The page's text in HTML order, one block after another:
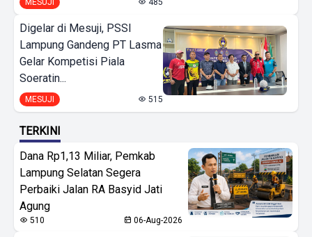
MESUJI 485
Digelar di Mesuji, PSSI
Lampung Gandeng PT Lasma
Gelar Kompetisi Piala
Soeratin...
MESUJI 515
TERKINI
Dana Rp1,13 Miliar, Pemkab
Lampung Selatan Segera
Perbaiki Jalan RA Basyid Jati
Agung
510 06-Aug-2026